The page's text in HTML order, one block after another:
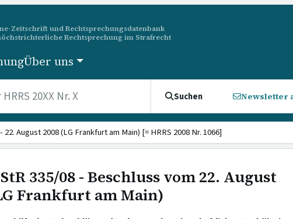
Zeitschrift und Rechtsprechungsdatenbank
Rechtsprechung im Strafrecht
Über uns
Suchen Newsletter
22. August 2008 (LG Frankfurt am Main) [= HRRS 2008 Nr. 1066]
335/08 - Beschluss vom 22. August
Frankfurt am Main)